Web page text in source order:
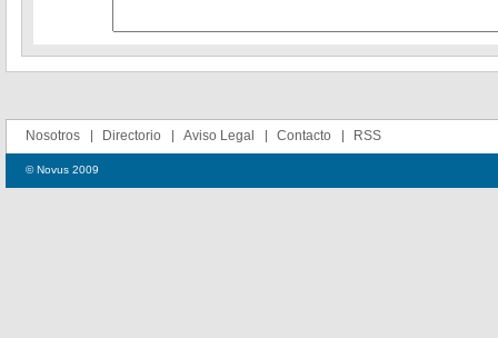
Nosotros Directorio Aviso Legal Contacto RSS
© Novus 2009